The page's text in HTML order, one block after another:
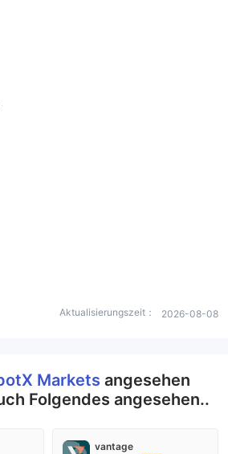
Aktualisierungszeit： 2026-08-08
Markets angesehen
Folgendes angesehen..
vantage